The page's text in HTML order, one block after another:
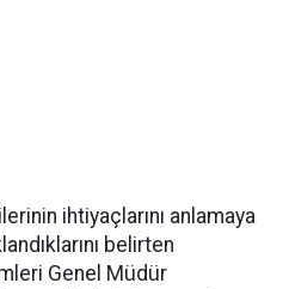
ihtiyaçlarını anlamaya
belirten
Genel Müdür